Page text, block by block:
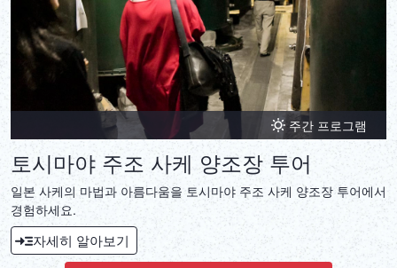
주간 프로그램
토시마야 주조 사케 양조장 투어
일본 사케의 마법과 아름다움을 토시마야 주조 사케 양조장 투어에서
경험하세요.
자세히 알아보기